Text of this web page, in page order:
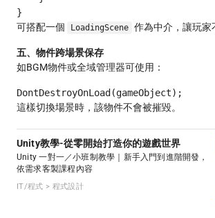
可搭配一個
LoadingScene 作為中介，讓玩家
五、物件跨場景保存
如BGM物件或全域管理器可使用：
這樣切換場景時，該物件不會被摧毀。
Unity教學-從零開始打造你的遊戲世界
Unity 一對一／小班制教學｜新手入門到進階開發，
依需求客製課程內容
IT/程式 > 程式設計